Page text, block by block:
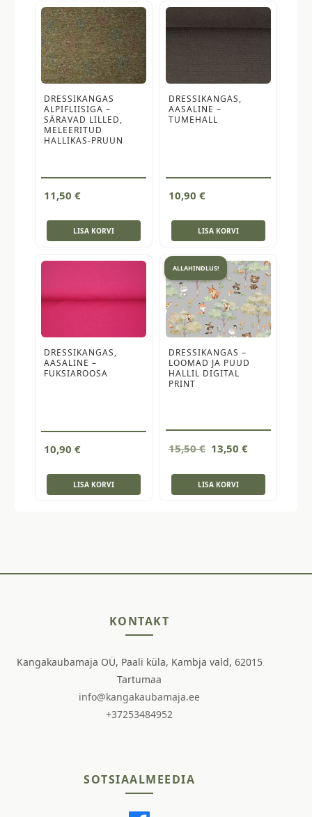
DRESSIKANGAS
ALPIFLIISIGA –
SÄRAVAD LILLED,
MELEERITUD
HALLIKAS-PRUUN
11,50 €
LISA KORVI
DRESSIKANGAS,
AASALINE –
TUMEHALL
10,90 €
LISA KORVI
DRESSIKANGAS,
AASALINE –
FUKSIAROOSA
10,90 €
LISA KORVI
ALLAHINDLUS!
DRESSIKANGAS –
LOOMAD JA PUUD
HALLIL DIGITAL
PRINT
15,50€ Algne
oli:
15,50 €.
13,50 €Current
is:
LISA KORVI
KONTAKT
Kangakaubamaja OÜ, Paali küla, Kambja vald, 62015
Tartumaa
info@kangakaubamaja.ee
+37253484952
SOTSIAALMEEDIA